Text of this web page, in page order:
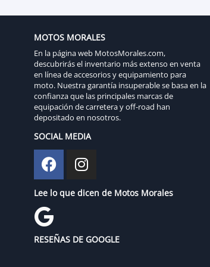
MOTOS MORALES
En la página web MotosMorales.com,
descubrirás el inventario más extenso en venta
en línea de accesorios y equipamiento para
moto. Nuestra garantía insuperable se basa en la
confianza que las principales marcas de
equipación de carretera y off-road han
depositado en nosotros.
SOCIAL MEDIA
Lee lo que dicen de Motos Morales
RESEÑAS DE GOOGLE